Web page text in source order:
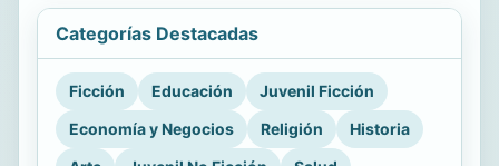
Categorías Destacadas
Ficción Educación
Juvenil Ficción
Economía y Negocios
Religión
Historia